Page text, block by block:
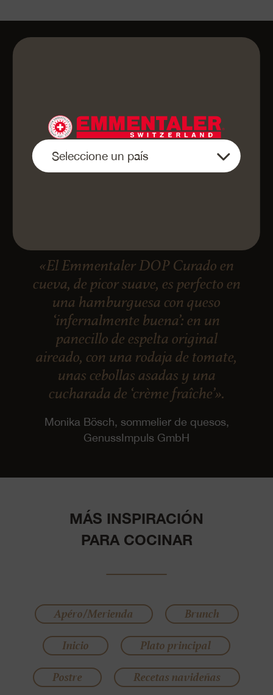
«El Emmentaler DOP Curado en
cueva, de picor suave, es perfecto en
una hamburguesa con queso
‘infernalmente buena’: en un
panecillo de espelta original
aireado, con una rodaja de tomate,
unas cebollas asadas y una
cucharada de ‘crème fraîche’».
Monika Bösch, sommelier de quesos,
GenussImpuls GmbH
MÁS INSPIRACIÓN
PARA COCINAR
Apéro/Merienda
Brunch
Inicio
Plato principal
Postre
Recetas navideñas